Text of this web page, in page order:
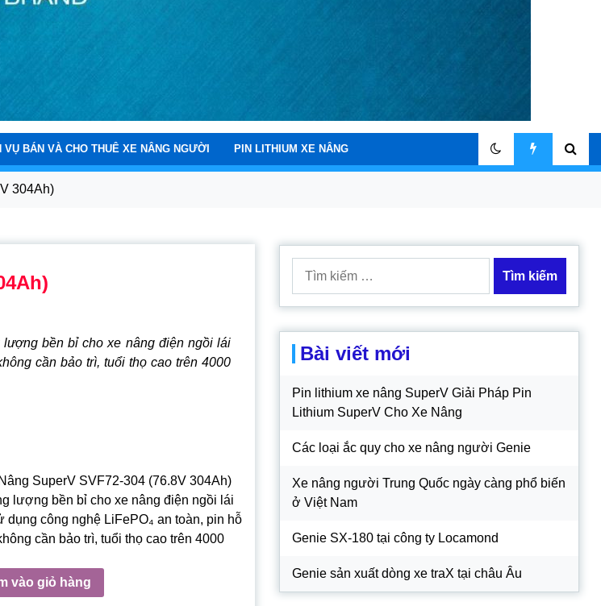
VỤ BÁN VÀ CHO THUÊ XE NÂNG NGƯỜI PIN LITHIUM XE NÂNG
304Ah)
bền bỉ cho xe nâng điện ngồi lái
cần bảo trì, tuổi thọ cao trên 4000
SuperV SVF72-304 (76.8V 304Ah)
lượng bền bỉ cho xe nâng điện ngồi lái
dụng công nghệ LiFePO₄ an toàn, pin hỗ
cần bảo trì, tuổi thọ cao trên 4000
vào giỏ hàng
cho:
Bài viết mới
Pin lithium xe nâng SuperV Giải Pháp Pin
Lithium SuperV Cho Xe Nâng
Các loại ắc quy cho xe nâng người Genie
Xe nâng người Trung Quốc ngày càng phổ biến
ở Việt Nam
Genie SX-180 tại công ty Locamond
Genie sản xuất dòng xe traX tại châu Âu